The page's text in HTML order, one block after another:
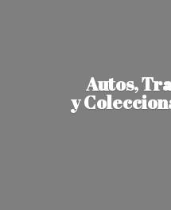
Autos,
y